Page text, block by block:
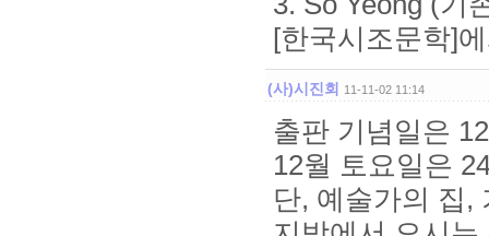
[한국시조문학]
(사)시진회 11-11-02 11:14
출판 기념일은
12월 토요일은
단, 예술가의 집,